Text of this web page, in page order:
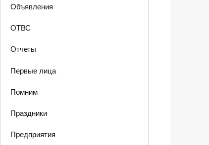
Объявления
ОТВС
Отчеты
Первые лица
Помним
Праздники
Предприятия